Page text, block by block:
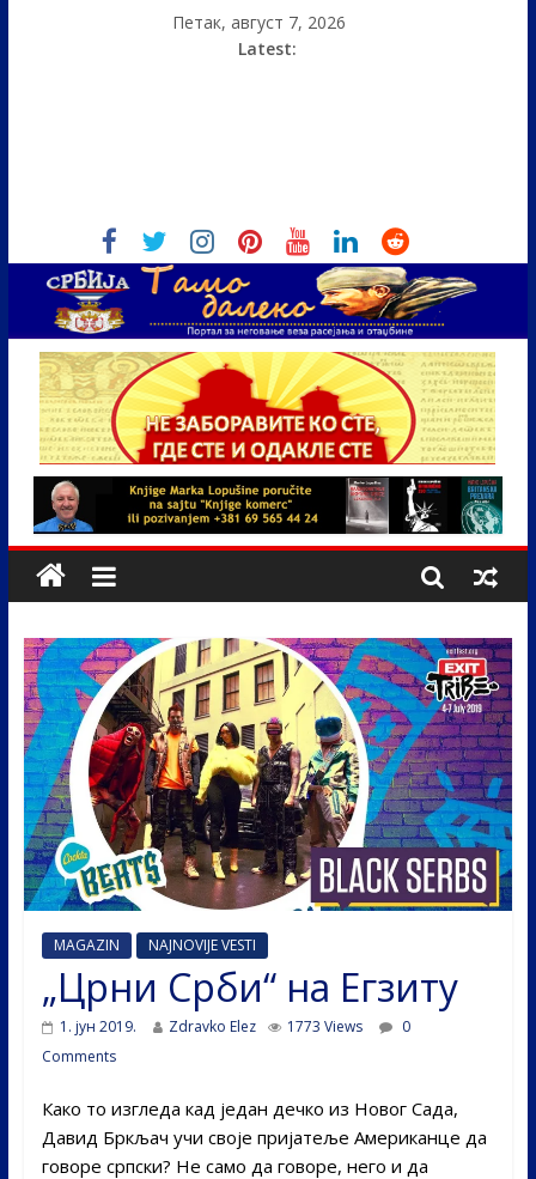
Петак, август 7, 2026
Latest:
MAGAZIN NAJNOVIJE VESTI
„Црни Срби“ на Егзиту
1. јун 2019. Zdravko Elez 1773 Views
0
Comments
Како то изгледа кад један дечко из Новог Сада,
Давид Бркљач учи своје пријатеље Американце да
говоре српски? Не само да говоре, него и да